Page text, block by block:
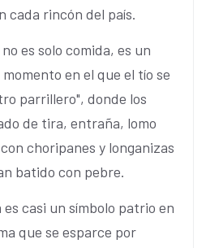
cada rincón del país.
es solo comida, es un
en el que el tío se
parrillero", donde los
de tira, entraña, lomo
choripanes y longanizas
batido con pebre.
casi un símbolo patrio en
que se esparce por